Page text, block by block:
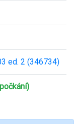
ed. 2 (346734)